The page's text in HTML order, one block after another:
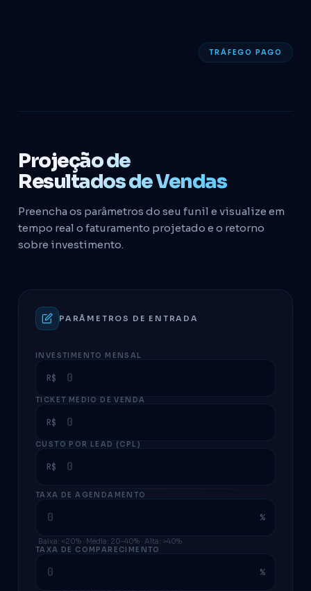
TRÁFEGO PAGO
Projeção de
Resultados de Vendas
Preencha os parâmetros do seu funil e visualize em
tempo real o faturamento projetado e o retorno
sobre investimento.
PARÂMETROS DE ENTRADA
INVESTIMENTO MENSAL
R$
TICKET MÉDIO DE VENDA
R$
CUSTO POR LEAD (CPL)
R$
TAXA DE AGENDAMENTO
%
Baixa: <20% · Média: 20–40% · Alta: >40%
TAXA DE COMPARECIMENTO
%